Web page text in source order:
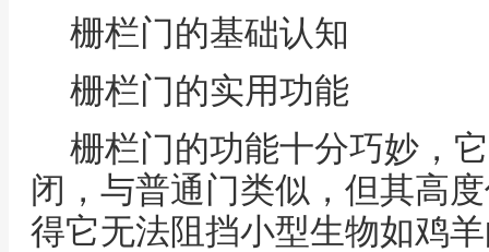
栅栏门的基础认知
栅栏门的实用功能
栅栏门的功能十分巧妙，
闭，与普通门类似，但其高
得它无法阻挡小型生物如鸡